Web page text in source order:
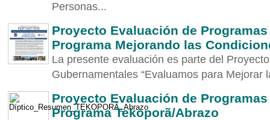
Personas...
Proyecto Evaluación de
Programa Mejorando las
La presente evaluación es parte del
Gubernamentales “Evaluamos para Mejorar
Proyecto Evaluación de
Programa Tekoporã/Abrazo